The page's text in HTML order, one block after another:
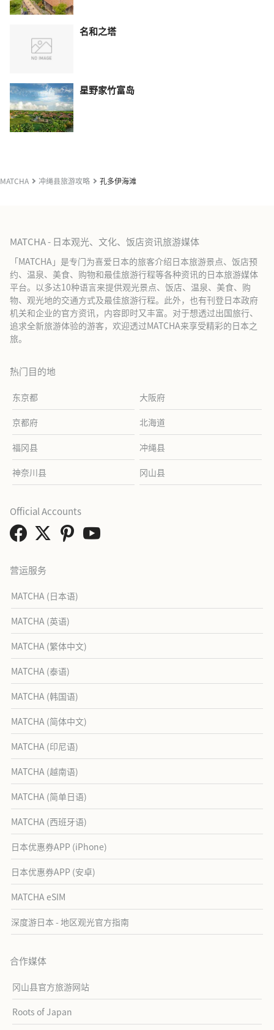
名和之塔
星野家竹富岛
MATCHA 冲绳县旅游攻略 孔多伊海滩
MATCHA - 日本观光、文化、饭店资讯旅游媒体
「MATCHA」是专门为喜爱日本的旅客介绍日本旅游景点、饭店预
约、温泉、美食、购物和最佳旅游行程等各种资讯的日本旅游媒体
平台。以多达10种语言来提供观光景点、饭店、温泉、美食、购
物、观光地的交通方式及最佳旅游行程。此外，也有刊登日本政府
机关和企业的官方资讯，内容即时又丰富。对于想透过出国旅行、
追求全新旅游体验的游客，欢迎透过MATCHA来享受精彩的日本之
旅。
热门目的地
东京都 大阪府
京都府 北海道
福冈县 冲绳县
神奈川县 冈山县
营运服务
MATCHA (日本语)
MATCHA (英语)
MATCHA (繁体中文)
MATCHA (泰语)
MATCHA (韩国语)
MATCHA (简体中文)
MATCHA (印尼语)
MATCHA (越南语)
MATCHA (简单日语)
MATCHA (西班牙语)
日本优惠券APP (iPhone)
日本优惠券APP (安卓)
MATCHA eSIM
深度游日本 - 地区观光官方指南
合作媒体
冈山县官方旅游网站
Roots of Japan
Official Accounts